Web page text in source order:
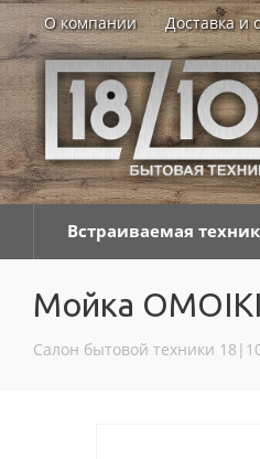
О компании Доставка и
Встраиваемая
Мойка
Салон бытовой техники